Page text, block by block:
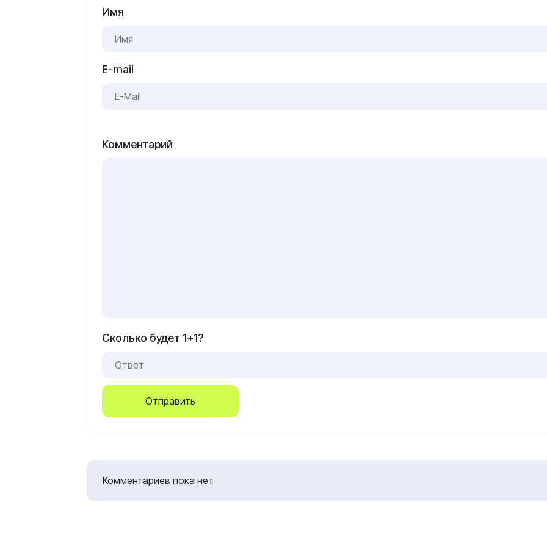
Имя
E-mail
Комментарий
Сколько будет 1+1?
Отправить
Комментариев пока нет